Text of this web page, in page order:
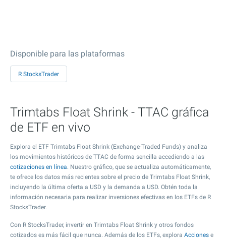
Disponible para las plataformas
R StocksTrader
Trimtabs Float Shrink - TTAC gráfica
de ETF en vivo
Explora el ETF Trimtabs Float Shrink (Exchange-Traded Funds) y analiza
los movimientos históricos de TTAC de forma sencilla accediendo a las
cotizaciones en línea. Nuestro gráfico, que se actualiza automáticamente,
te ofrece los datos más recientes sobre el precio de Trimtabs Float Shrink,
incluyendo la última oferta a USD y la demanda a USD. Obtén toda la
información necesaria para realizar inversiones efectivas en los ETFs de R
StocksTrader.
Con R StocksTrader, invertir en Trimtabs Float Shrink y otros fondos
cotizados es más fácil que nunca. Además de los ETFs, explora Acciones e